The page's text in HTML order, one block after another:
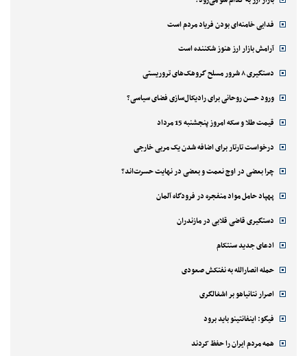
فدایی خامنه‌ای بودن فریاد مردم است
آرامش بازار ارز هنوز شکننده است
دستگیری ۸ شرور مسلح گروهک‌های تروریستی
ورود حسن روحانی برای رادیکال‌سازی فضای سیاسی؟
قیمت طلا و سکه امروز پنجشنبه 15 مرداد
درخواست تارتار برای اضافه شدن یک مربی خارجی
چرا بعضی در اوج نعمت و بعضی در نهایت حسرت‌اند؟
پهپاد حامل مواد منفجره در فرودگاه آلمان
دستگیری قاضی قلابی در مازندران
ادعای جدید سنتکام
حمله انصارالله به نفتکش صعودی
اصرار نتانیاهو بر اشغالگری
فیگو: اینفانتینو باید برود
همه مردم ایران را حفظ کردند